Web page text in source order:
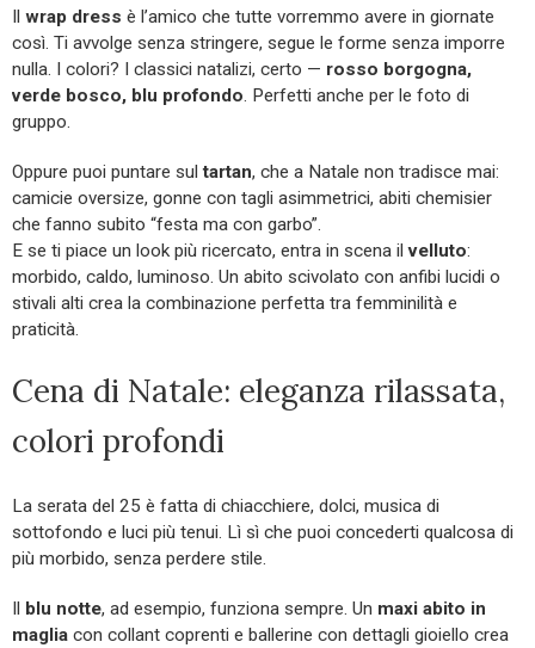
wrap dress è l’amico che tutte vorremmo avere in giornate
così. Ti avvolge senza stringere, segue le forme senza imporre
nulla. I colori? I classici natalizi, certo — rosso borgogna,
verde bosco, blu profondo. Perfetti anche per le foto di
gruppo.
Oppure puoi puntare sultartan, che a Natale non tradisce mai:
camicie oversize, gonne con tagli asimmetrici, abiti chemisier
che fanno subito “festa ma con garbo”.
E se ti piace un look più ricercato, entra in scena ilvelluto:
morbido, caldo, luminoso. Un abito scivolato con anfibi lucidi o
stivali alti crea la combinazione perfetta tra femminilità e
praticità.
Cena di Natale: eleganza rilassata,
colori profondi
La serata del 25 è fatta di chiacchiere, dolci, musica di
sottofondo e luci più tenui. Lì sì che puoi concederti qualcosa di
più morbido, senza perdere stile.
blu notte, ad esempio, funziona sempre. Un maxi abito in
maglia con collant coprenti e ballerine con dettagli gioiello crea